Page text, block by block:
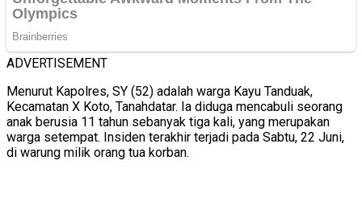
ADVERTISEMENT
Menurut Kapolres, SY (52) adalah warga Kayu Tanduak,
Kecamatan X Koto, Tanahdatar. Ia diduga mencabuli seorang
anak berusia 11 tahun sebanyak tiga kali, yang merupakan
warga setempat. Insiden terakhir terjadi pada Sabtu, 22 Juni,
di warung milik orang tua korban.